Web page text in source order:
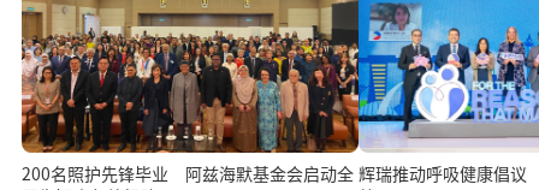
200名照护先锋毕业 阿兹海默基金会启动全 辉瑞推动呼吸健康倡